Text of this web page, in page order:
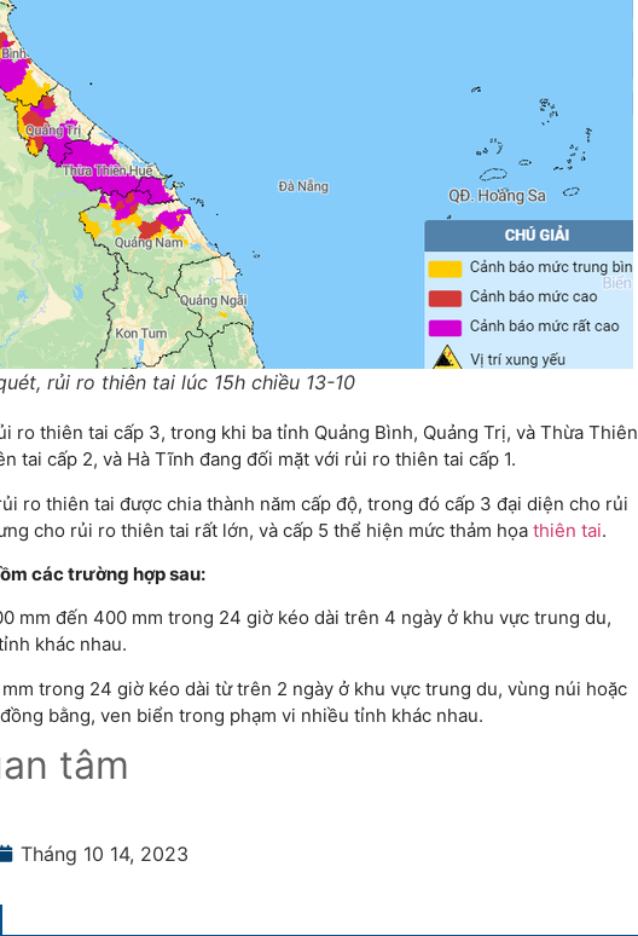
rủi ro thiên tai lúc 15h chiều 13-10
ro thiên tai cấp 3, trong khi ba tỉnh Quảng Bình, Quảng Trị, và Thừa Thiên
tai cấp 2, và Hà Tĩnh đang đối mặt với rủi ro thiên tai cấp 1.
ro thiên tai được chia thành năm cấp độ, trong đó cấp 3 đại diện cho rủi
cho rủi ro thiên tai rất lớn, và cấp 5 thể hiện mức thảm họa thiên tai.
các trường hợp sau:
mm đến 400 mm trong 24 giờ kéo dài trên 4 ngày ở khu vực trung du,
khác nhau.
trong 24 giờ kéo dài từ trên 2 ngày ở khu vực trung du, vùng núi hoặc
bằng, ven biển trong phạm vi nhiều tỉnh khác nhau.
tâm
Tháng 10 14, 2023